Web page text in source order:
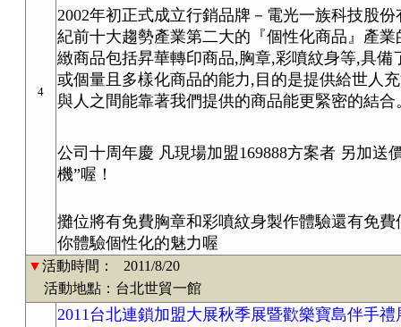
4
2002年初正式成立行銷品牌－電光一族科技股
紀前十大趨勢產業第二大的『個性化商品』產
緻商品包括昇華轉印商品,胸章,彩噴紋身等,具
或個量且多樣化商品的能力,目的是提供給世人
與人之間能靠著我們提供的商品能更緊密的結合
公司十周年慶 凡現場加盟169888方案者 另加送
機”喔！
攤位將有免費胸章和彩噴紋身製作體驗還有免
你體驗個性化的魅力喔
▼活動時間：
2011/8/20
活動地點：台北世貿一館
2011台北連鎖加盟大展秋季展暨歡樂寶島伴手禮